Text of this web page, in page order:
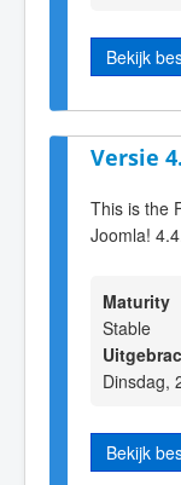
Bekijk
Versie
This is the
Joomla!
Maturity
Stable
Dinsdag,
Bekijk